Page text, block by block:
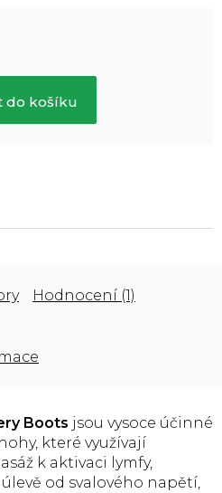
do košíku
Hodnocení (1)
Boots jsou vysoce účinné
které využívají
k aktivaci lymfy,
od svalového napětí,